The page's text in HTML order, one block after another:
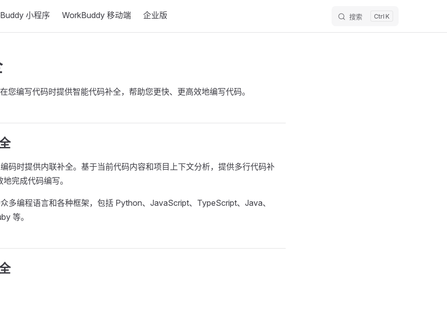
小程序 WorkBuddy 移动端 企业版 搜索 K
您编写代码时提供智能代码补全，帮助您更快、更高效地编写代码。
码时提供内联补全。基于当前代码内容和项目上下文分析，提供多行代码补
完成代码编写。
多编程语言和各种框架，包括 Python、JavaScript、TypeScript、Java、
等。